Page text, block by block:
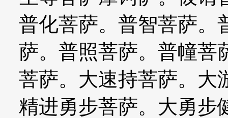
普化菩萨。普智菩萨。
萨。普照菩萨。普幢菩
菩萨。大速持菩萨。大
精进勇步菩萨。大勇步